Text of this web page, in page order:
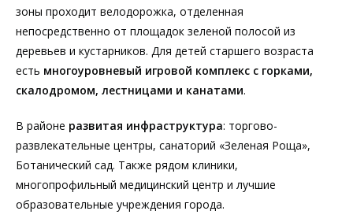
зоны проходит велодорожка, отделенная
непосредственно от площадок зеленой полосой из
деревьев и кустарников. Для детей старшего возраста
есть многоуровневый игровой комплекс с горками,
скалодромом, лестницами и канатами.
В районе развитая инфраструктура: торгово-
развлекательные центры, санаторий «Зеленая Роща»,
Ботанический сад. Также рядом клиники,
многопрофильный медицинский центр и лучшие
образовательные учреждения города.